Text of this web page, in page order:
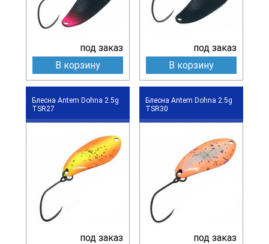
под заказ
В корзину
под заказ
В корзину
Блесна Antem Dohna 2.5g
TSR27
под заказ
Блесна Antem Dohna 2.5g
TSR30
под заказ